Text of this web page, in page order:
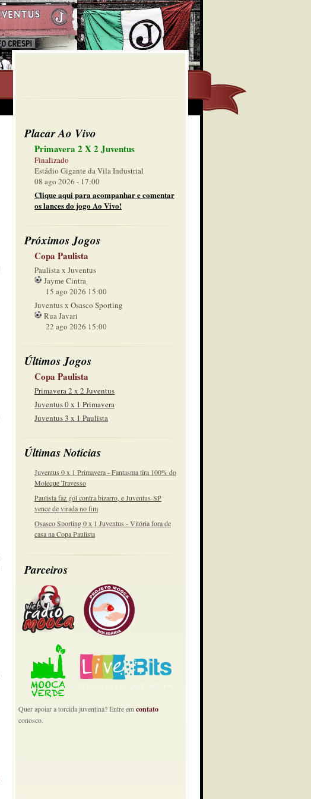
Placar Ao Vivo
Primavera 2 X 2 Juventus
Finalizado
Estádio Gigante da Vila Industrial
08 ago 2026 - 17:00
Clique aqui para acompanhar e comentar
os lances do jogo Ao Vivo!
Próximos Jogos
Copa Paulista
Paulista x Juventus
Jayme Cintra
15 ago 2026 15:00
Juventus x Osasco Sporting
Rua Javari
22 ago 2026 15:00
Últimos Jogos
Copa Paulista
Primavera 2 x 2 Juventus
Juventus 0 x 1 Primavera
Juventus 3 x 1 Paulista
Últimas Notícias
Juventus 0 x 1 Primavera - Fantasma tira 100% do
Moleque Travesso
Paulista faz gol contra bizarro, e Juventus-SP
vence de virada no fim
Osasco Sporting 0 x 1 Juventus - Vitória fora de
casa na Copa Paulista
Parceiros
Quer apoiar a torcida juventina? Entre emcontato
conosco.